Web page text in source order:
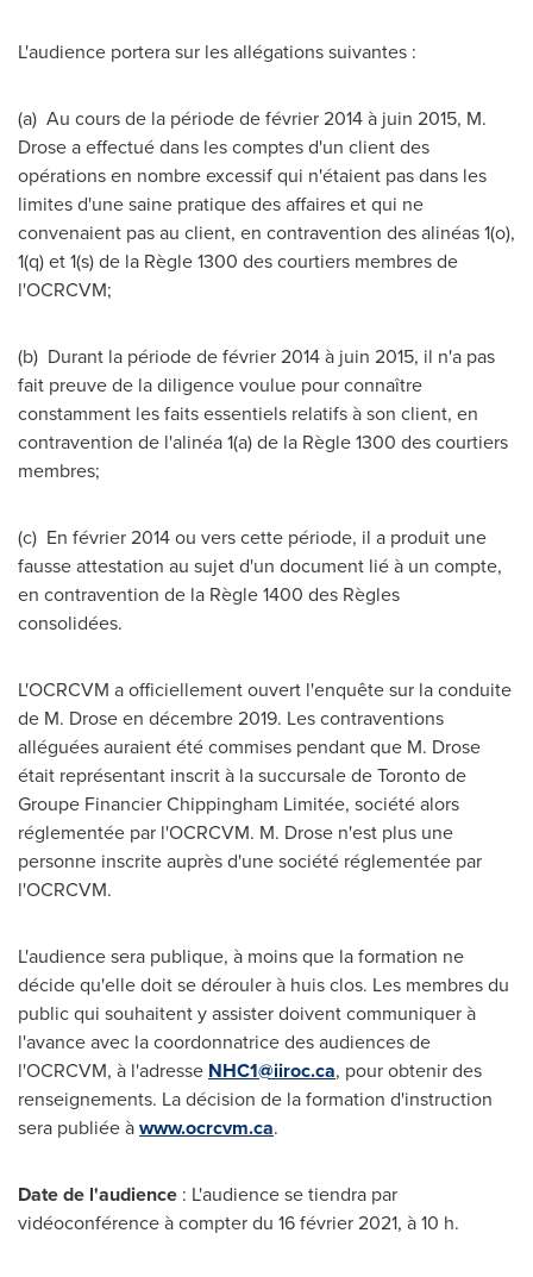
L'audience portera sur les allégations suivantes :
(a) Au cours de la période de février 2014 à juin 2015, M.
Drose a effectué dans les comptes d'un client des
opérations en nombre excessif qui n'étaient pas dans les
limites d'une saine pratique des affaires et qui ne
convenaient pas au client, en contravention des alinéas 1(o),
1(q) et 1(s) de la Règle 1300 des courtiers membres de
l'OCRCVM;
(b) Durant la période de février 2014 à juin 2015, il n'a pas
fait preuve de la diligence voulue pour connaître
constamment les faits essentiels relatifs à son client, en
contravention de l'alinéa 1(a) de la Règle 1300 des courtiers
membres;
(c) En février 2014 ou vers cette période, il a produit une
fausse attestation au sujet d'un document lié à un compte,
en contravention de la Règle 1400 des Règles
consolidées.
L'OCRCVM a officiellement ouvert l'enquête sur la conduite
de M. Drose en décembre 2019. Les contraventions
alléguées auraient été commises pendant que M. Drose
était représentant inscrit à la succursale deTorontode
Groupe Financier Chippingham Limitée, société alors
réglementée par l'OCRCVM. M. Drose n'est plus une
personne inscrite auprès d'une société réglementée par
l'OCRCVM.
L'audience sera publique, à moins que la formation ne
décide qu'elle doit se dérouler à huis clos. Les membres du
public qui souhaitent y assister doivent communiquer à
l'avance avec la coordonnatrice des audiences de
l'OCRCVM, à l'adresse NHC1@iiroc.ca, pour obtenir des
renseignements. La décision de la formation d'instruction
sera publiée àwww.ocrcvm.ca.
Date de l'audience : L'audience se tiendra par
vidéoconférence à compter du 16 février 2021, à 10 h.